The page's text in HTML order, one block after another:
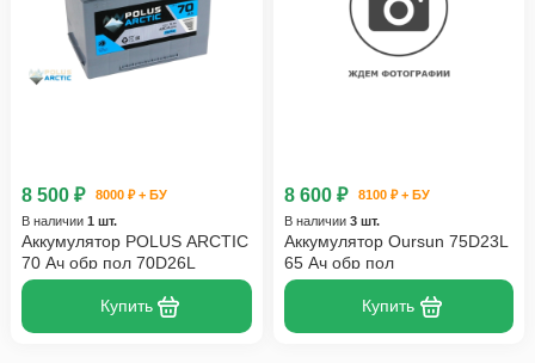
8 500 ₽
8000 ₽ + БУ
В наличии 1 шт.
Аккумулятор POLUS ARCTIC
70 Ач обр пол 70D26L
Купить
8 600 ₽
8100 ₽ + БУ
В наличии 3 шт.
Аккумулятор Oursun 75D23L
65 Ач обр пол
Купить